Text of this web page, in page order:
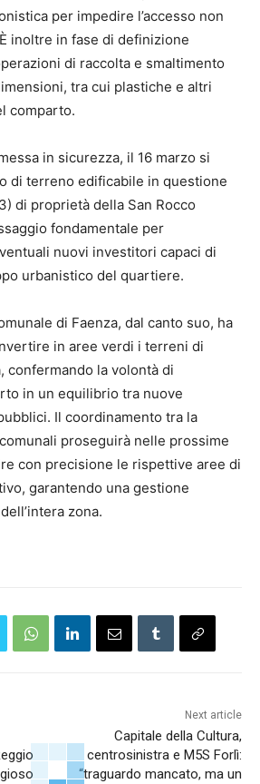
per impedire l’accesso non
inoltre in fase di definizione
di raccolta e smaltimento
tra cui plastiche e altri
comparto.
in sicurezza, il 16 marzo si
di terreno edificabile in questione
di proprietà della San Rocco
fondamentale per
nuovi investitori capaci di
urbanistico del quartiere.
di Faenza, dal canto suo, ha
in aree verdi i terreni di
confermando la volontà di
in un equilibrio tra nuove
Il coordinamento tra la
proseguirà nelle prossime
con precisione le rispettive aree di
garantendo una gestione
zona.
Next article
Capitale della Cultura,
centrosinistra e M5S Forlì:
“traguardo mancato, ma un